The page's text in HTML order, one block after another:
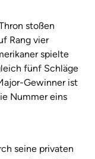
stoßen
Rang vier
spielte
fünf Schläge
Gewinner ist
Nummer eins
seine privaten